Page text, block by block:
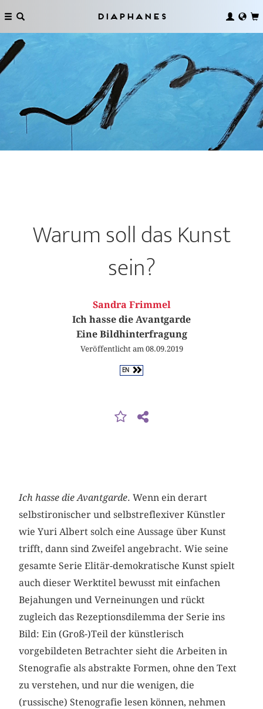
Diaphanes
Warum soll das Kunst
sein?
Sandra Frimmel
Ich hasse die Avantgarde
Eine Bildhinterfragung
Veröffentlicht am 08.09.2019
EN
Ich hasse die Avantgarde. Wenn ein derart
selbstironischer und selbstreflexiver Künstler
wie Yuri Albert solch eine Aussage über Kunst
trifft, dann sind Zweifel angebracht. Wie seine
gesamte Serie Elitär-demokratische Kunst spielt
auch dieser Werktitel bewusst mit einfachen
Bejahungen und Verneinungen und rückt
zugleich das Rezeptionsdilemma der Serie ins
Bild: Ein (Groß-)Teil der künstlerisch
vorgebildeten Betrachter sieht die Arbeiten in
Stenografie als abstrakte Formen, ohne den Text
zu verstehen, und nur die wenigen, die
(russische) Stenografie lesen können, nehmen